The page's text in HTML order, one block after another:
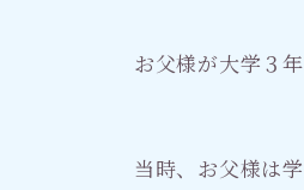
お父様が大学３
当時、お父様は